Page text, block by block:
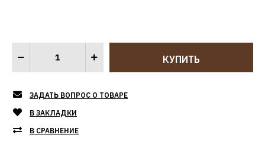
ЗАДАТЬ ВОПРОС О ТОВАРЕ
В ЗАКЛАДКИ
В СРАВНЕНИЕ